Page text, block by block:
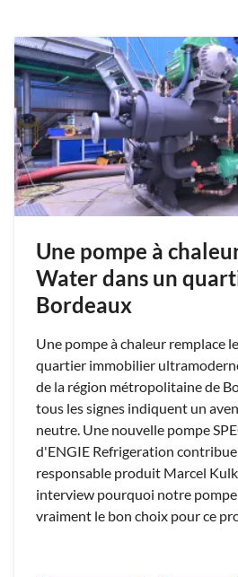
Une pompe à
Water dans un
Bordeaux
Une pompe à chaleur remplace
quartier immobilier
de la région métropolitaine de
tous les signes indiquent un
neutre. Une nouvelle pompe
d'ENGIE Refrigeration contribue
responsable produit Marcel
interview pourquoi notre pompe
vraiment le bon choix pour ce